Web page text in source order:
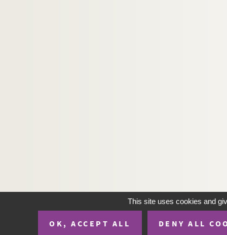
This site uses cookies and
OK, ACCEPT ALL DENY ALL